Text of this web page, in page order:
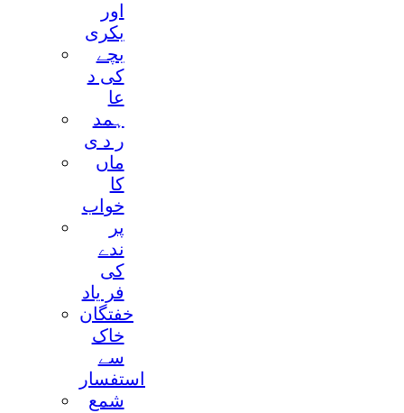
اور
بکری
بچے
کی د
عا
ہمد
ر د ی
ماں
کا
خواب
پر
ندے
کی
فر ياد
خفتگان
خاک
سے
استفسار
شمع